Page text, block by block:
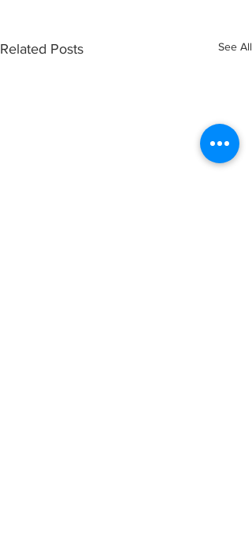
Related Posts See All